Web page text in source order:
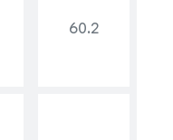
60.2